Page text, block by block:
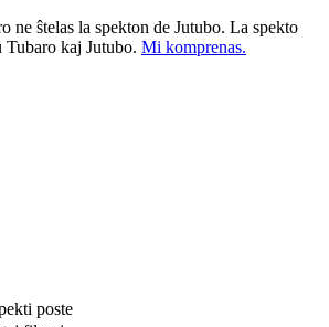
ne ŝtelas la spekton de Jutubo. La spekto
Tubaro kaj Jutubo. Mi komprenas.
poste